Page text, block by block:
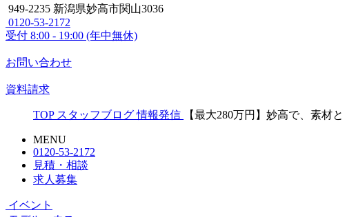
949-2235 新潟県妙高市関山3036
0120-53-2172
受付 8:00 - 19:00 (年中無休)
お問い合わせ
資料請求
TOP スタッフブログ 情報発信 【最大280万円】妙高で、素材
MENU
0120-53-2172
見積・相談
求人募集
イベント